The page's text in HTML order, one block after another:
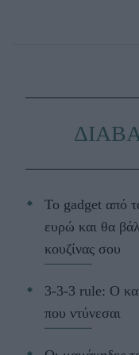
Το gadget από
ευρώ και θα
κουζίνας σου
3-3-3 rule: Ο
που ντύνεσαι